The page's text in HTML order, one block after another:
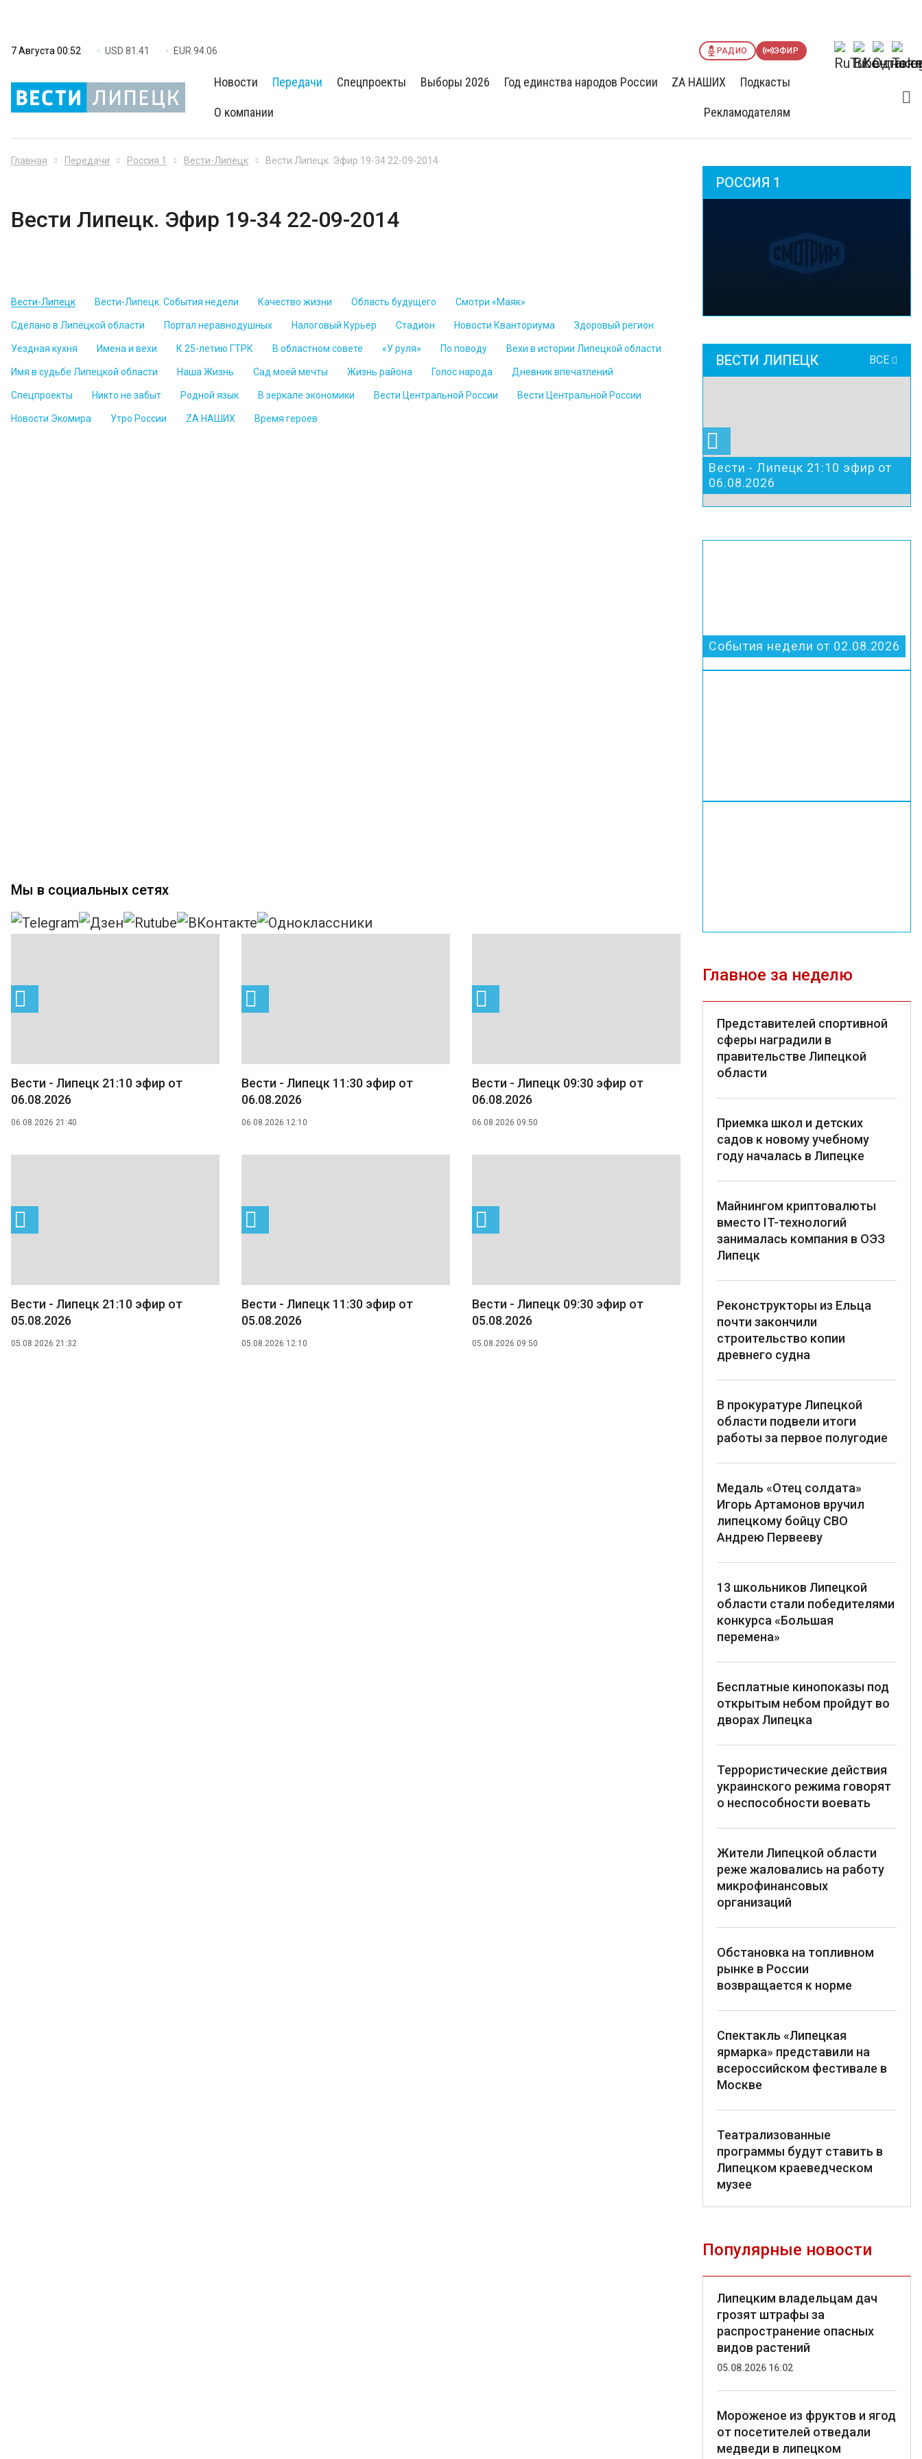
7 Августа 00:52 USD 81.41 EUR 94.06 РАДИО ЭФИР
Новости Передачи Спецпроекты Выборы 2026 Год единства народов России ZА НАШИХ Подкасты
О компании Рекламодателям
Главная Передачи Россия 1 Вести-Липецк Вести Липецк. Эфир 19-34 22-09-2014
Вести Липецк. Эфир 19-34 22-09-2014
Вести-Липецк Вести-Липецк. События недели Качество жизни Область будущего Смотри «Маяк»
Сделано в Липецкой области Портал неравнодушных Налоговый Курьер Стадион Новости Кванториума Здоровый регион
Уездная кухня Имена и вехи К 25-летию ГТРК В областном совете «У руля» По поводу Вехи в истории Липецкой области
Имя в судьбе Липецкой области Наша Жизнь Сад моей мечты Жизнь района Голос народа Дневник впечатлений
Спецпроекты Никто не забыт Родной язык В зеркале экономики Вести Центральной России Вести Центральной России
Новости Экомира Утро России ZА НАШИХ Время героев
Мы в социальных сетях
Вести - Липецк 21:10 эфир от
06.08.2026
06.08.2026 21:40
Вести - Липецк 11:30 эфир от
06.08.2026
06.08.2026 12:10
Вести - Липецк 09:30 эфир от
06.08.2026
06.08.2026 09:50
Вести - Липецк 21:10 эфир от
05.08.2026
05.08.2026 21:32
Вести - Липецк 11:30 эфир от
05.08.2026
05.08.2026 12:10
Вести - Липецк 09:30 эфир от
05.08.2026
05.08.2026 09:50
РОССИЯ 1
ВЕСТИ ЛИПЕЦК ВСЕ
Вести - Липецк 21:10 эфир от
06.08.2026
События недели от 02.08.2026
Главное за неделю
Представителей спортивной
сферы наградили в
правительстве Липецкой
области
Приемка школ и детских
садов к новому учебному
году началась в Липецке
Майнингом криптовалюты
вместо IT-технологий
занималась компания в ОЭЗ
Липецк
Реконструкторы из Ельца
почти закончили
строительство копии
древнего судна
В прокуратуре Липецкой
области подвели итоги
работы за первое полугодие
Медаль «Отец солдата»
Игорь Артамонов вручил
липецкому бойцу СВО
Андрею Первееву
13 школьников Липецкой
области стали победителями
конкурса «Большая
перемена»
Бесплатные кинопоказы под
открытым небом пройдут во
дворах Липецка
Террористические действия
украинского режима говорят
о неспособности воевать
Жители Липецкой области
реже жаловались на работу
микрофинансовых
организаций
Обстановка на топливном
рынке в России
возвращается к норме
Спектакль «Липецкая
ярмарка» представили на
всероссийском фестивале в
Москве
Театрализованные
программы будут ставить в
Липецком краеведческом
музее
Популярные новости
Липецким владельцам дач
грозят штрафы за
распространение опасных
видов растений
05.08.2026 16:02
Мороженое из фруктов и ягод
от посетителей отведали
медведи в липецком